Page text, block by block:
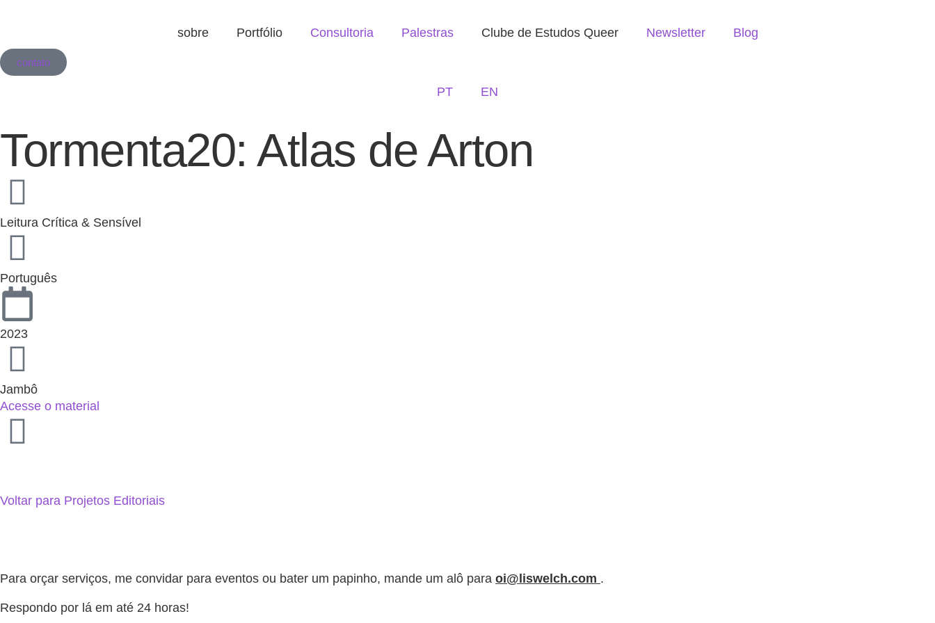
sobre Portfólio Consultoria Palestras Clube de Estudos Queer Newsletter Blog
contato
PT EN
Tormenta20: Atlas de Arton
Leitura Crítica & Sensível
Português
2023
Jambô
Acesse o material
Voltar para Projetos Editoriais
Para orçar serviços, me convidar para eventos ou bater um papinho, mande um alô para oi@liswelch.com .
Respondo por lá em até 24 horas!